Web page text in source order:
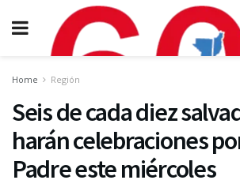
Home Región
Seis de cada diez
harán celebraciones
Padre este miércoles